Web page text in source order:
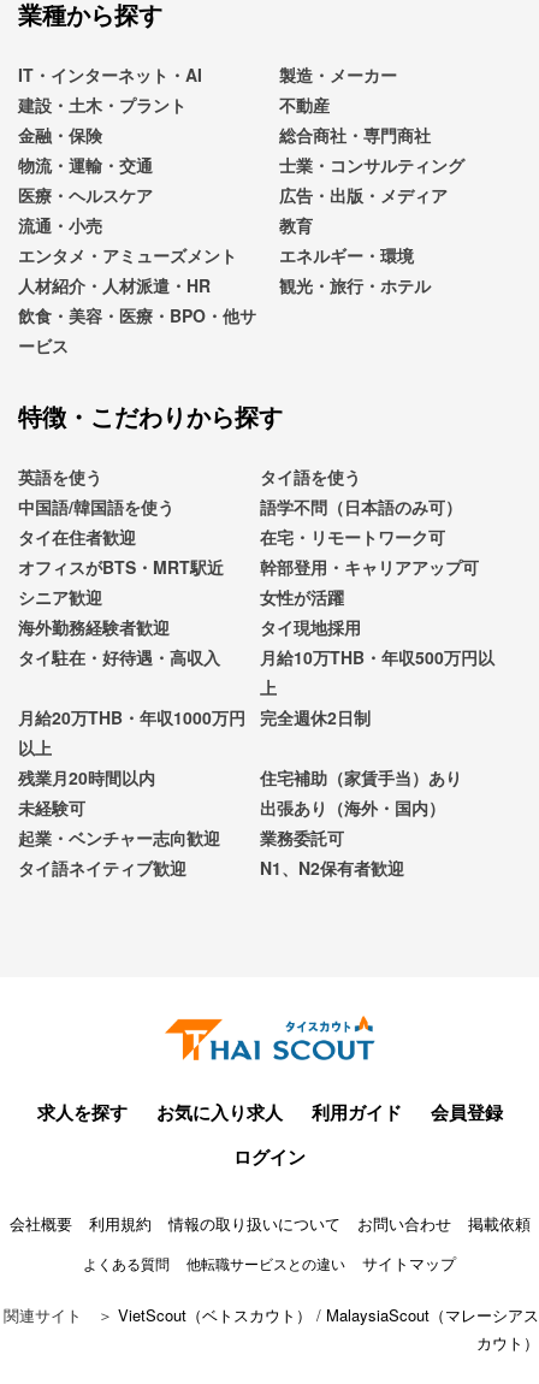
業種から探す
IT・インターネット・AI
製造・メーカー
建設・土木・プラント
不動産
金融・保険
総合商社・専門商社
物流・運輸・交通
士業・コンサルティング
医療・ヘルスケア
広告・出版・メディア
流通・小売
教育
エンタメ・アミューズメント
エネルギー・環境
人材紹介・人材派遣・HR
観光・旅行・ホテル
飲食・美容・医療・BPO・他サ
ービス
特徴・こだわりから探す
英語を使う
タイ語を使う
中国語/韓国語を使う
語学不問（日本語のみ可）
タイ在住者歓迎
在宅・リモートワーク可
オフィスがBTS・MRT駅近
幹部登用・キャリアアップ可
シニア歓迎
女性が活躍
海外勤務経験者歓迎
タイ現地採用
タイ駐在・好待遇・高収入
月給10万THB・年収500万円以
上
月給20万THB・年収1000万円
以上
完全週休2日制
残業月20時間以内
住宅補助（家賃手当）あり
未経験可
出張あり（海外・国内）
起業・ベンチャー志向歓迎
業務委託可
タイ語ネイティブ歓迎
N1、N2保有者歓迎
求人を探す お気に入り求人 利用ガイド
会員登録
ログイン
会社概要 利用規約 情報の取り扱いについて お問い合わせ 掲載依頼
よくある質問 他転職サービスとの違い サイトマップ
関連サイト ＞ VietScout（ベトスカウト） / MalaysiaScout（マレーシアス
カウト）